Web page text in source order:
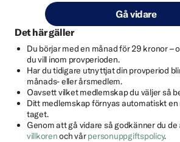
Gå vidare
Det här gäller
Du börjar med en månad för 29 kronor –
du vill inom provperioden.
Har du tidigare utnyttjat din provperiod
månads- eller årsmedlem.
Oavsett vilket medlemskap du väljer så
Ditt medlemskap förnyas automatiskt en
taget.
Genom att gå vidare så godkänner du de
villkorenoch vårpersonuppgiftspolicy.